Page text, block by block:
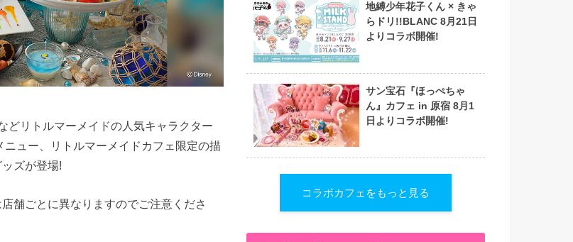
どリトルマーメイドの人気キャラクター
ュー、リトルマーメイドカフェ限定の描
ズが登場!
舗ごとに異なりますのでご注意くださ
地縛少年花子くん × きゃ
らドリ!!BLANC 8月21日
よりコラボ開催!
サン宝石『ほっぺちゃ
ん』カフェ in 原宿 8月1
日よりコラボ開催!
コラボカフェをもっと見る